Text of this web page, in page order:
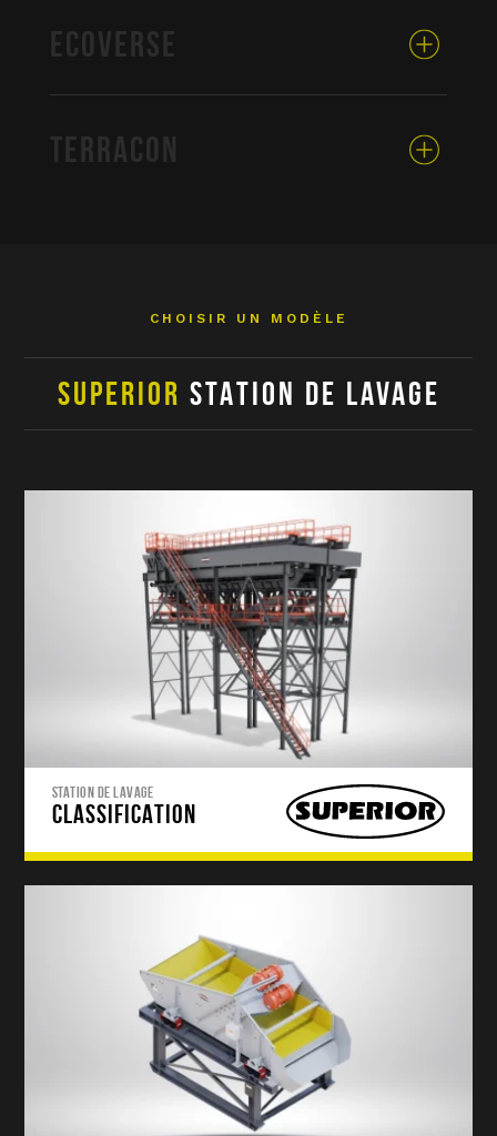
ECOVERSE
TERRACON
CHOISIR UN MODÈLE
SUPERIOR STATION DE LAVAGE
STATION DE LAVAGE
CLASSIFICATION